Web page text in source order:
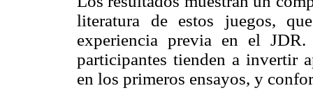
literatura de estos juegos,
experiencia previa en el
participantes tienden a invertir
en los primeros ensayos, y